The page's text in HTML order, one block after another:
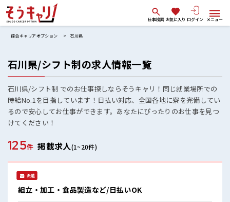
仕事検索 お気に入り ログイン メニュー
綜合キャリアオプション 石川県
石川県/シフト制の求人情報一覧
石川県/シフト制 でのお仕事探しならそうキャリ！同じ就業場所での
時給No.1を目指しています！日払い対応、全国各地に寮を完備してい
るので安心してお仕事ができます。あなたにぴったりのお仕事を見つ
けてください！
125件 掲載求人(1~20件)
派遣
組立・加工・食品製造など/日払いOK